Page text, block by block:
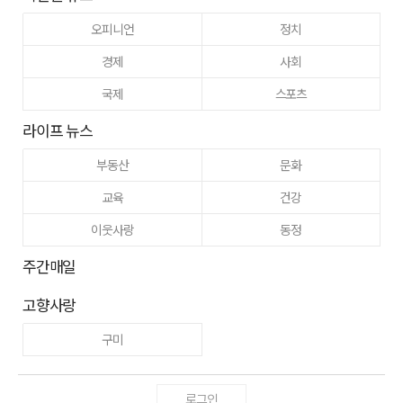
오피니언
정치
경제
사회
국제
스포츠
라이프 뉴스
부동산
문화
교육
건강
이웃사랑
동정
주간매일
고향사랑
구미
로그인